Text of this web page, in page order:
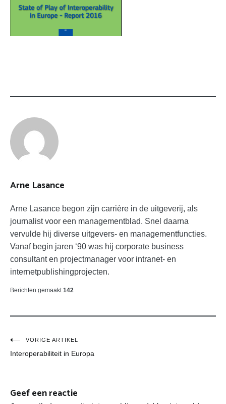
Arne Lasance
Arne Lasance begon zijn carrière in de uitgeverij, als
journalist voor een managementblad. Snel daarna
vervulde hij diverse uitgevers- en managementfuncties.
Vanaf begin jaren ‘90 was hij corporate business
consultant en projectmanager voor intranet- en
internetpublishingprojecten.
Berichten gemaakt 142
Bericht
navigatie
VORIGE ARTIKEL
Interoperabiliteit in Europa
Geef een reactie